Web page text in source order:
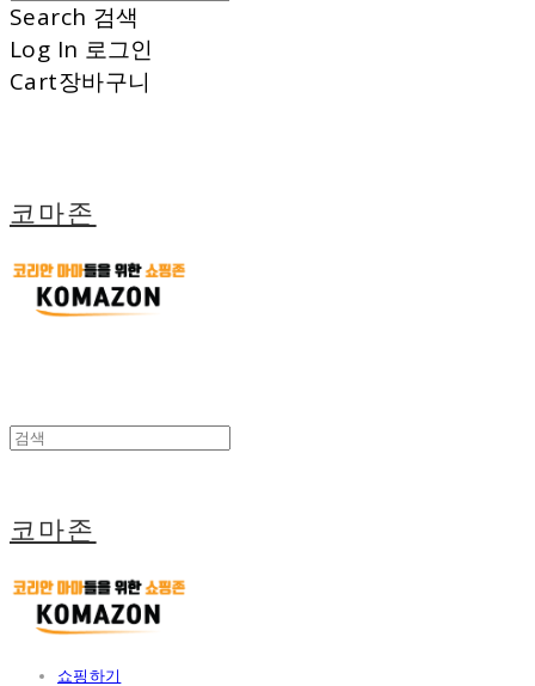
Search 검색
Log In 로그인
Cart장바구니
코마존
코마존
쇼핑하기